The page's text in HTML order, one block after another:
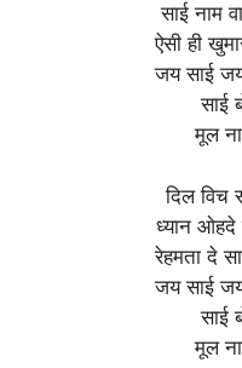
साई नाम
ऐसी ही
जय साई जय
साई
मूल
दिल विच
ध्यान ओहदे
रेहमता दे
जय साई जय
साई
मूल